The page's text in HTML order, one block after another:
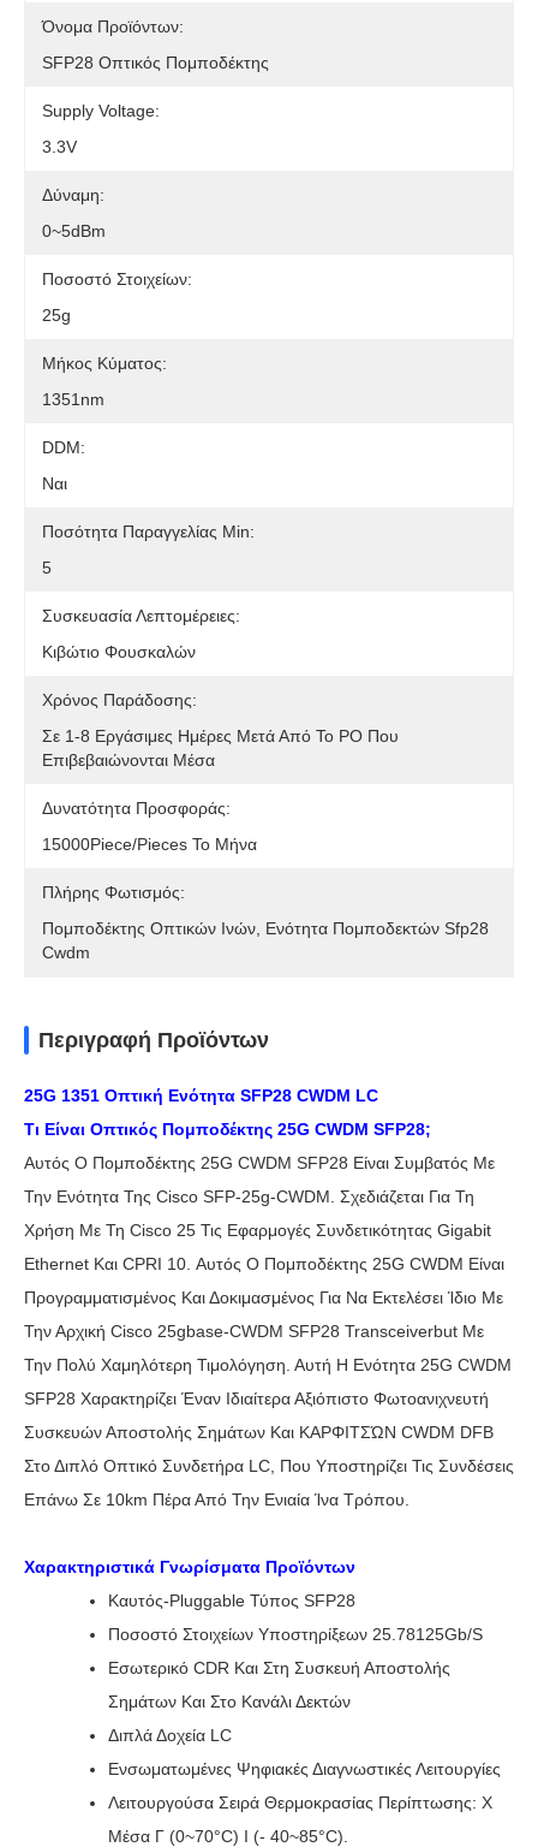
Όνομα Προϊόντων:
SFP28 Οπτικός Πομποδέκτης
Supply Voltage:
3.3V
Δύναμη:
0~5dBm
Ποσοστό Στοιχείων:
25g
Μήκος Κύματος:
1351nm
DDM:
Ναι
Ποσότητα Παραγγελίας Min:
5
Συσκευασία Λεπτομέρειες:
Κιβώτιο Φουσκαλών
Χρόνος Παράδοσης:
Σε 1-8 Εργάσιμες Ημέρες Μετά Από Το PO Που
Επιβεβαιώνονται Μέσα
Δυνατότητα Προσφοράς:
15000Piece/Pieces Το Μήνα
Πλήρης Φωτισμός:
Πομποδέκτης Οπτικών Ινών, Ενότητα Πομποδεκτών Sfp28
Cwdm
Περιγραφή Προϊόντων
25G 1351 Οπτική Ενότητα SFP28 CWDM LC
Τι Είναι Οπτικός Πομποδέκτης 25G CWDM SFP28;
Αυτός Ο Πομποδέκτης 25G CWDM SFP28 Είναι Συμβατός Με
Την Ενότητα Της Cisco SFP-25g-CWDM. Σχεδιάζεται Για Τη
Χρήση Με Τη Cisco 25 Τις Εφαρμογές Συνδετικότητας Gigabit
Ethernet Και CPRI 10. Αυτός Ο Πομποδέκτης 25G CWDM Είναι
Προγραμματισμένος Και Δοκιμασμένος Για Να Εκτελέσει Ίδιο Με
Την Αρχική Cisco 25gbase-CWDM SFP28 Transceiverbut Με
Την Πολύ Χαμηλότερη Τιμολόγηση. Αυτή Η Ενότητα 25G CWDM
SFP28 Χαρακτηρίζει Έναν Ιδιαίτερα Αξιόπιστο Φωτοανιχνευτή
Συσκευών Αποστολής Σημάτων Και ΚΑΡΦΙΤΣΏΝ CWDM DFB
Στο Διπλό Οπτικό Συνδετήρα LC, Που Υποστηρίζει Τις Συνδέσεις
Επάνω Σε 10km Πέρα Από Την Ενιαία Ίνα Τρόπου.
Χαρακτηριστικά Γνωρίσματα Προϊόντων
Καυτός-Pluggable Τύπος SFP28
Ποσοστό Στοιχείων Υποστηρίξεων 25.78125Gb/s
Εσωτερικό CDR Και Στη Συσκευή Αποστολής
Σημάτων Και Στο Κανάλι Δεκτών
Διπλά Δοχεία LC
Ενσωματωμένες Ψηφιακές Διαγνωστικές Λειτουργίες
Λειτουργούσα Σειρά Θερμοκρασίας Περίπτωσης: Χ
Μέσα Γ (0~70°C) Ι (- 40~85°C).